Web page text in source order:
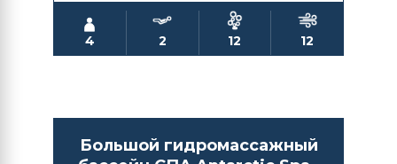
4 2 12 12
Большой гидромассажный